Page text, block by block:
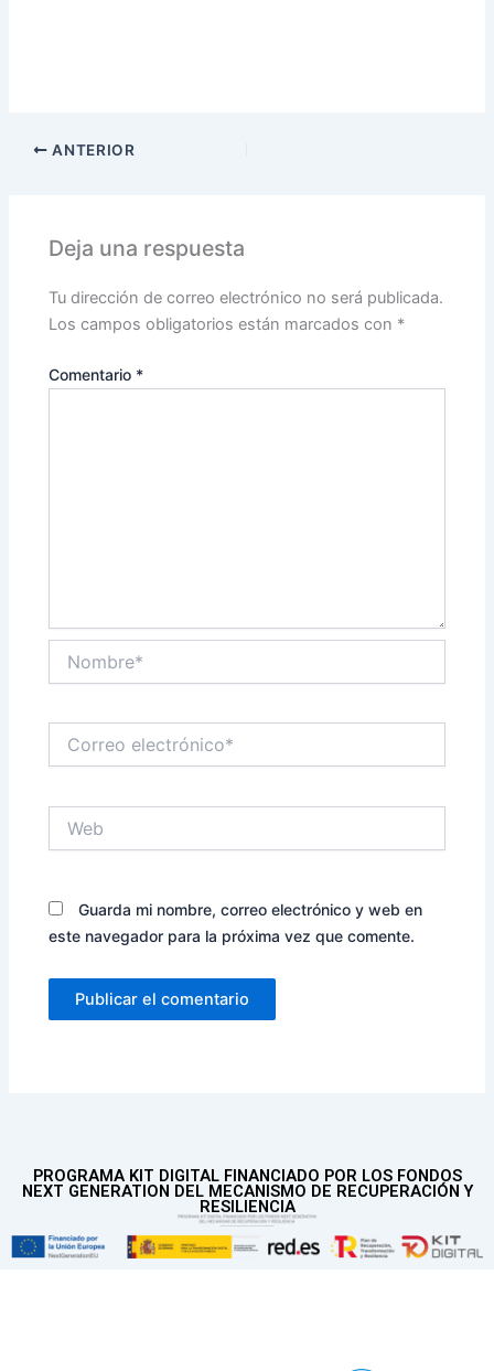
ANTERIOR
Deja una respuesta
Tu dirección de correo electrónico no será publicada.
Los campos obligatorios están marcados con *
Comentario *
electrónico*
Guarda mi nombre, correo electrónico y web en
este navegador para la próxima vez que comente.
PROGRAMA KIT DIGITAL FINANCIADO POR LOS FONDOS
NEXT GENERATION DEL MECANISMO DE RECUPERACIÓN Y
RESILIENCIA